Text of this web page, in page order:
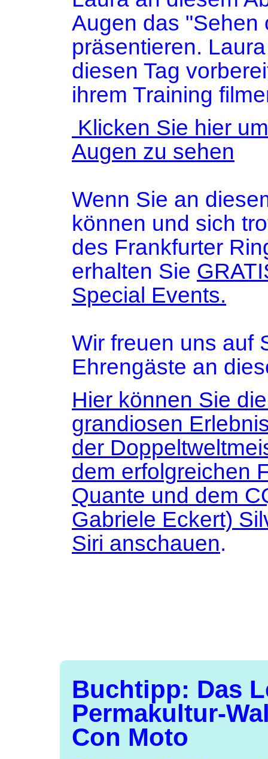
Augen das "Sehen
präsentieren.
diesen Tag
ihrem Training
Klicken Sie hier
Augen zu sehen
Wenn Sie an
können und sich
des Frankfurter
erhalten Sie
Special Events.
Wir freuen uns auf
Ehrengäste an
Hier können Sie
grandiosen
der
dem erfolgreichen
Quante und dem
Gabriele Eckert)
Siri anschauen.
Buchtipp: Das
Permakultur-
Con Moto